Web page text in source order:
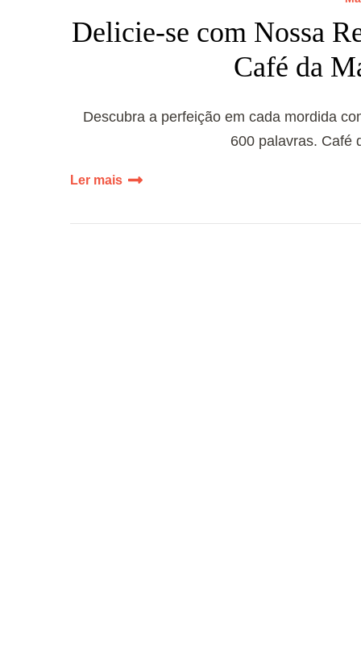
Delicie-se com Nossa
Café da
Descubra a perfeição em cada mordida
600 palavras. Café
Ler mais